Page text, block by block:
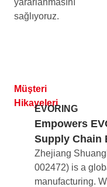
yararlanmasını
sağlıyoruz.
Müşteri
Hikayeleri
EVORING
Empowers
Supply Chain
Zhejiang
002472) is a
manufacturing.